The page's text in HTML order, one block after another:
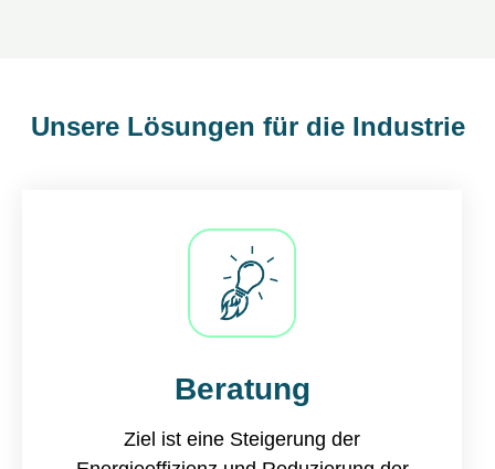
Unsere Lösungen für die Industrie
Beratung
Ziel ist eine Steigerung der